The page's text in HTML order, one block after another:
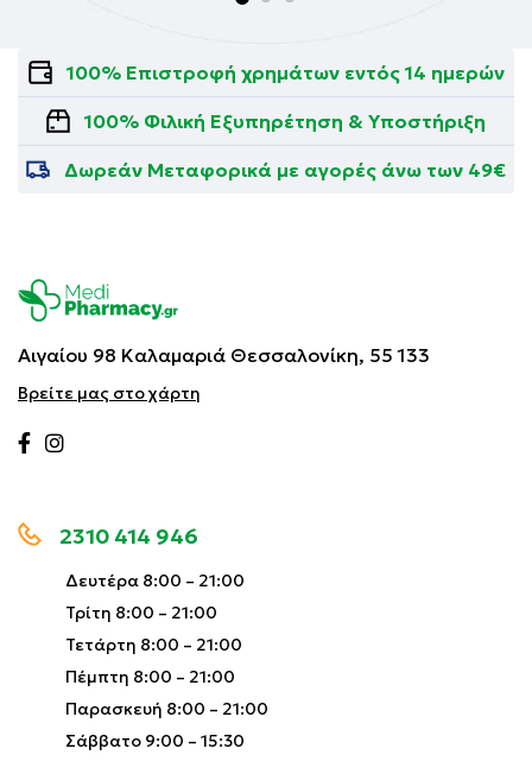
100% Επιστροφή χρημάτων εντός 14 ημερών
100% Φιλική Εξυπηρέτηση & Υποστήριξη
Δωρεάν Μεταφορικά με αγορές άνω των 49€
Αιγαίου 98 Καλαμαριά Θεσσαλονίκη, 55 133
Βρείτε μας στο χάρτη
2310 414 946
Δευτέρα 8:00 – 21:00
Τρίτη 8:00 – 21:00
Τετάρτη 8:00 – 21:00
Πέμπτη 8:00 – 21:00
Παρασκευή 8:00 – 21:00
Σάββατο 9:00 – 15:30